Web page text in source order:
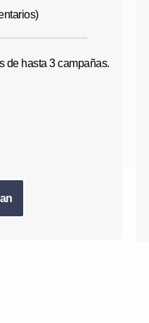
de hasta 3 campañas.